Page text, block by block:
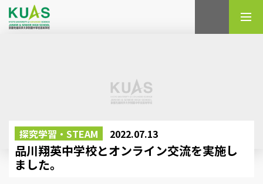
探究学習・STEAM 2022.07.13
品川翔英中学校とオンライン交流を実施し
ました。